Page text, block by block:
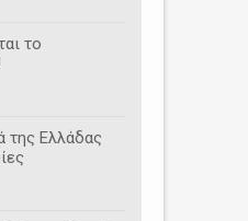
το
της Ελλάδας